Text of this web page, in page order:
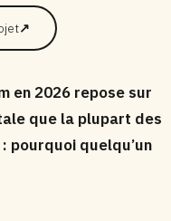
↗
en 2026 repose sur
que la plupart des
pourquoi quelqu’un